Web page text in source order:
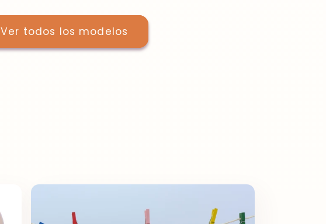
Ver todos los modelos